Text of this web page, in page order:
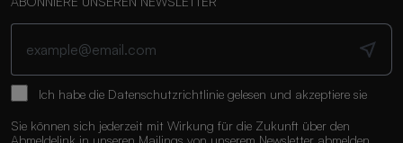
Ich habe die Datenschutzrichtlinie gelesen und akzeptiere sie
Sie können sich jederzeit mit Wirkung für die Zukunft über den
Abmeldelink in unseren Mailings von unserem Newsletter abmelden.